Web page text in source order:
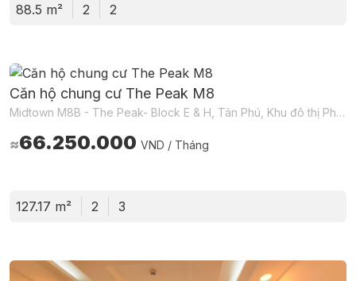
88.5 m² 2 2
Căn hộ chung cư The Peak M8
Midtown M8B - The Peak- Block E & H, Tân Phú, Khu đô thị Phú Mỹ Hưng, Tân Mỹ, Hồ Chí Minh, Việt Nam
≈66.250.000 VND / Tháng
127.17 m² 2 3